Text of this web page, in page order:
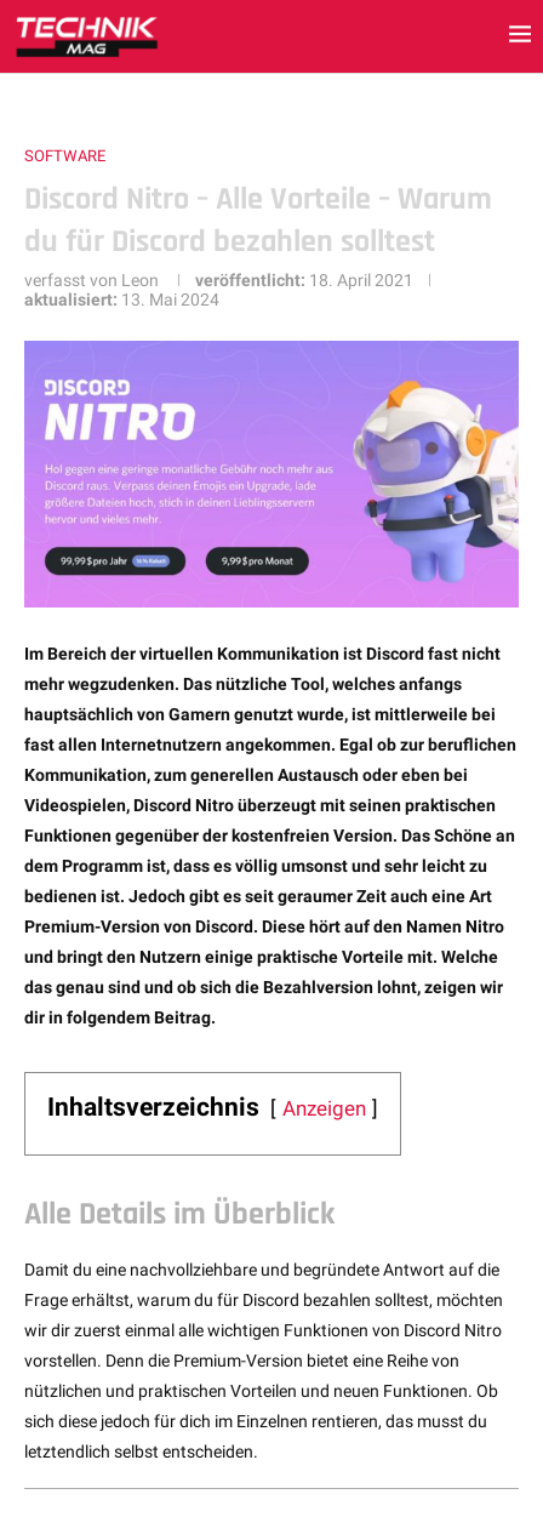
SOFTWARE
Discord Nitro – Alle Vorteile – Warum
du für Discord bezahlen solltest
verfasst von Leon veröffentlicht: 18. April 2021
aktualisiert: 13. Mai 2024
Im Bereich der virtuellen Kommunikation ist Discord fast nicht
mehr wegzudenken. Das nützliche Tool, welches anfangs
hauptsächlich von Gamern genutzt wurde, ist mittlerweile bei
fast allen Internetnutzern angekommen. Egal ob zur beruflichen
Kommunikation, zum generellen Austausch oder eben bei
Videospielen, Discord Nitro überzeugt mit seinen praktischen
Funktionen gegenüber der kostenfreien Version. Das Schöne an
dem Programm ist, dass es völlig umsonst und sehr leicht zu
bedienen ist. Jedoch gibt es seit geraumer Zeit auch eine Art
Premium-Version von Discord. Diese hört auf den Namen Nitro
und bringt den Nutzern einige praktische Vorteile mit. Welche
das genau sind und ob sich die Bezahlversion lohnt, zeigen wir
dir in folgendem Beitrag.
Inhaltsverzeichnis Anzeigen
Alle Details im Überblick
Damit du eine nachvollziehbare und begründete Antwort auf die
Frage erhältst, warum du für Discord bezahlen solltest, möchten
wir dir zuerst einmal alle wichtigen Funktionen von Discord Nitro
vorstellen. Denn die Premium-Version bietet eine Reihe von
nützlichen und praktischen Vorteilen und neuen Funktionen. Ob
sich diese jedoch für dich im Einzelnen rentieren, das musst du
letztendlich selbst entscheiden.